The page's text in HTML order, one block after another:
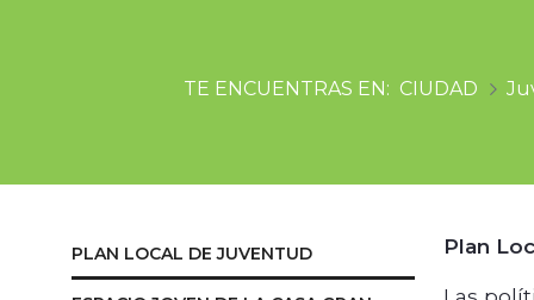
CIUDAD
PLAN LOCAL DE JUVENTUD Plan